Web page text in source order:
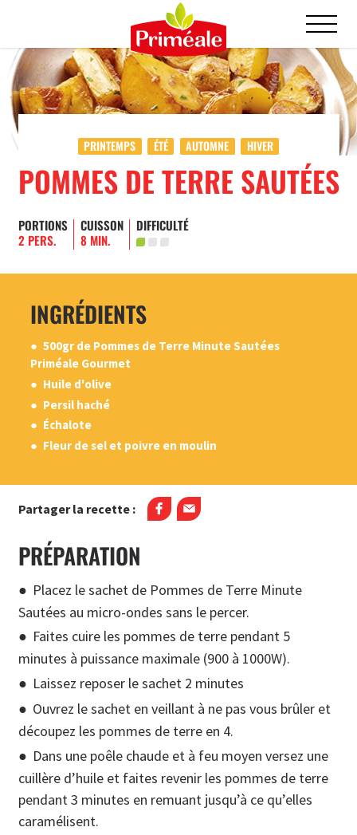
PRINTEMPS ÉTÉ AUTOMNE HIVER
POMMES DE TERRE SAUTÉES
PORTIONS
2 PERS.
CUISSON
8 MIN.
DIFFICULTÉ
INGRÉDIENTS
500gr de Pommes de Terre Minute Sautées
Priméale Gourmet
Huile d'olive
Persil haché
Échalote
Fleur de sel et poivre en moulin
Partager la recette :
PRÉPARATION
Placez le sachet de Pommes de Terre Minute
Sautées au micro-ondes sans le percer.
Faites cuire les pommes de terre pendant 5
minutes à puissance maximale (900 à 1000W).
Laissez reposer le sachet 2 minutes
Ouvrez le sachet en veillant à ne pas vous brûler et
découpez les pommes de terre en 4.
Dans une poêle chaude et à feu moyen versez une
cuillère d’huile et faites revenir les pommes de terre
pendant 3 minutes en remuant jusqu’à ce qu’elles
caramélisent.